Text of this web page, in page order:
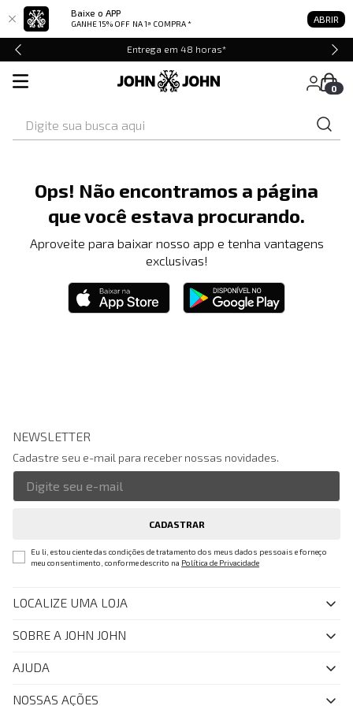
Baixe o APP
GANHE 15% OFF NA 1ª COMPRA * ABRIR
Entrega em 48 horas*
0
Ops! Não encontramos a página
que você estava procurando.
Aproveite para baixar nosso app e tenha vantagens
exclusivas!
NEWSLETTER
Cadastre seu e-mail para receber nossas novidades.
CADASTRAR
Eu li, estou ciente das condições de tratamento dos meus dados pessoais e forneço
meu consentimento, conforme descrito na Política de Privacidade
LOCALIZE UMA LOJA
SOBRE A JOHN JOHN
Quem Somos
AJUDA
FAQ
NOSSAS AÇÕES